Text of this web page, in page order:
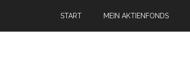
START MEIN AKTIENFONDS